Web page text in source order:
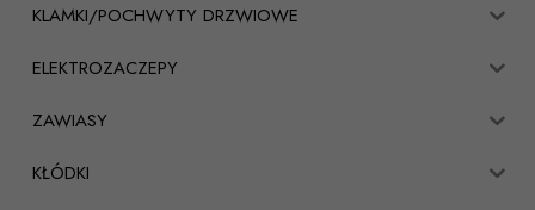
KLAMKI/POCHWYTY DRZWIOWE
ELEKTROZACZEPY
ZAWIASY
KŁÓDKI